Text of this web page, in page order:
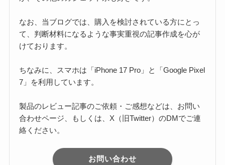
なお、当ブログでは、購入を検討されている方にとっ
て、判断材料になるような事実重視の記事作成を心が
けております。
ちなみに、スマホは「iPhone 17 Pro」と「Google Pixel
7」を利用しています。
製品のレビュー記事のご依頼・ご感想などは、お問い
合わせページ、もしくは、X（旧Twitter）のDMでご連
絡ください。
お問い合わせ